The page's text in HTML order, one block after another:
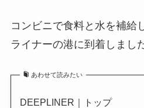
コンビニで食料と水を補給
ライナーの港に到着しまし
あわせて読みたい
DEEPLINER｜トップ